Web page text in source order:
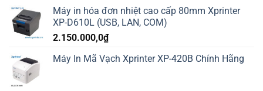
Máy in hóa đơn nhiệt cao cấp 80mm Xprinter
XP-D610L (USB, LAN, COM)
2.150.000,0₫
Máy In Mã Vạch Xprinter XP-420B Chính Hãng